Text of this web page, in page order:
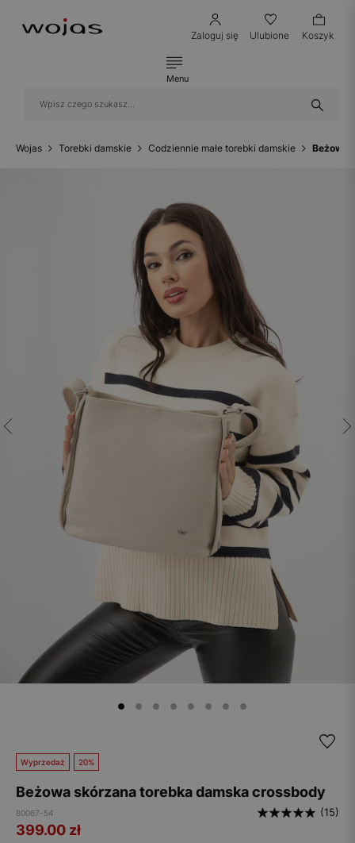
Zaloguj się Ulubione Koszyk
Menu
Wojas Torebki damskie Codziennie małe torebki damskie Beżowa
Wyprzedaż 20%
Beżowa skórzana torebka damska crossbody
80067-54 (15)
399.00 zł